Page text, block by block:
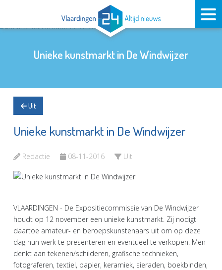
Unieke kunstmarkt in De Windwijzer
Uit
Unieke kunstmarkt in De Windwijzer
Redactie 08-11-2016 Uit
VLAARDINGEN - De Expositiecommissie van De Windwijzer
houdt op 12 november een unieke kunstmarkt. Zij nodigt
daartoe amateur- en beroepskunstenaars uit om op deze
dag hun werk te presenteren en eventueel te verkopen. Men
denkt aan tekenen/schilderen, grafische technieken,
fotograferen, textiel, papier, keramiek, sieraden, boekbinden,